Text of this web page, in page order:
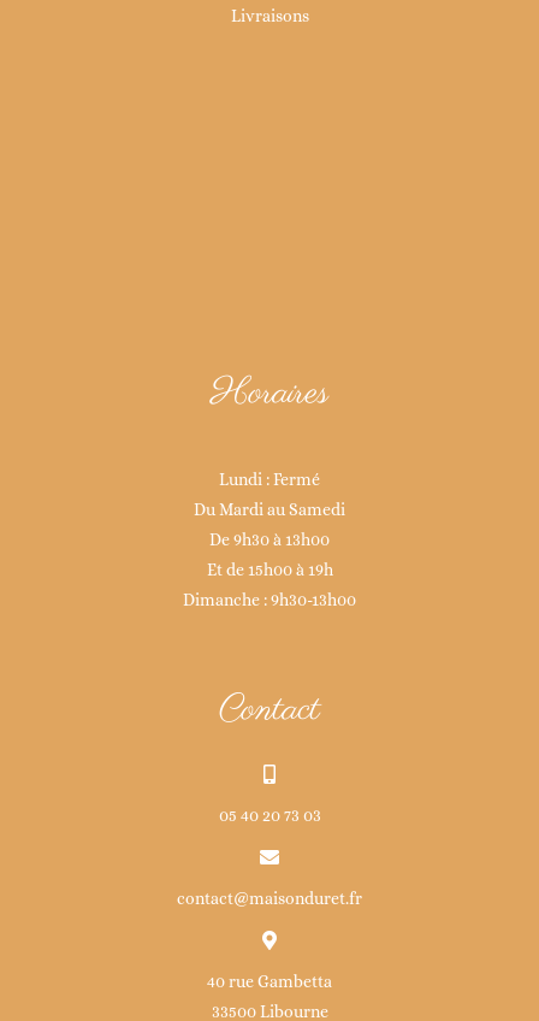
Livraisons
Horaires
Lundi : Fermé
Du Mardi au Samedi
De 9h30 à 13h00
Et de 15h00 à 19h
Dimanche : 9h30-13h00
Contact
05 40 20 73 03
contact@maisonduret.fr
40 rue Gambetta
33500 Libourne